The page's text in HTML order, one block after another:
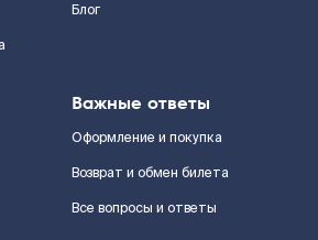
Блог
Важные ответы
Оформление и покупка
Возврат и обмен билета
Все вопросы и ответы